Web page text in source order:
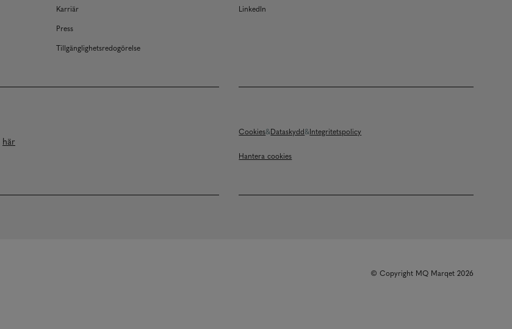
Karriär
Press
Tillgänglighetsredogörelse
LinkedIn
här
Cookies Dataskydd Integritetspolicy
Hantera cookies
© Copyright MQ Marqet 2026